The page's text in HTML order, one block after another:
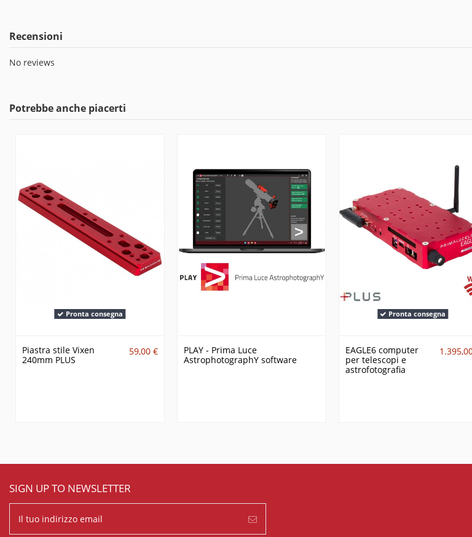
Recensioni
No reviews
Potrebbe anche piacerti
Pronta consegna
Piastra stile Vixen
240mm PLUS
59,00 €
PLAY - Prima Luce
AstrophotographY software
Pronta consegna
EAGLE6 computer
per telescopi e
astrofotografia
SIGN UP TO NEWSLETTER